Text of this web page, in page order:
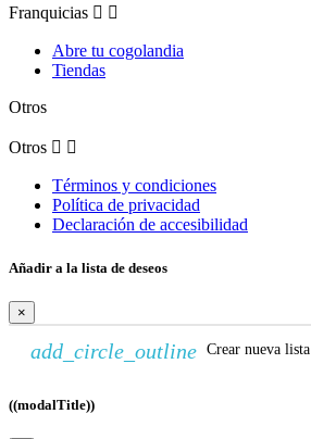
Franquicias  
Abre tu cogolandia
Tiendas
Otros
Otros  
Términos y condiciones
Política de privacidad
Declaración de accesibilidad
Añadir a la lista de deseos
×
add_circle_outline Crear nueva lista
((modalTitle))